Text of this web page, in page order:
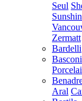
Seul
Zermatt
Bardelli
Aral